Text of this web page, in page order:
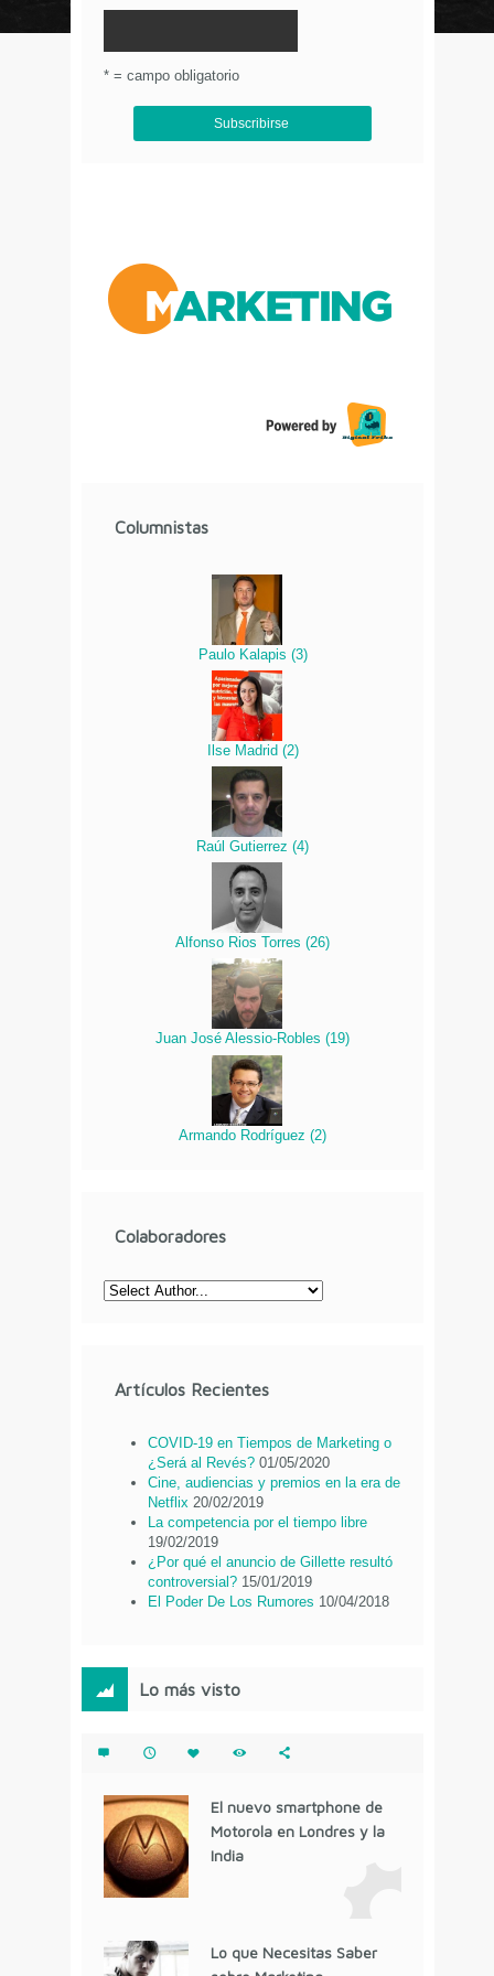
* = campo obligatorio
Columnistas
Paulo Kalapis (3)
Ilse Madrid (2)
Raúl Gutierrez (4)
Alfonso Rios Torres (26)
Juan José Alessio-Robles (19)
Armando Rodríguez (2)
Colaboradores
Artículos Recientes
COVID-19 en Tiempos de Marketing o
¿Será al Revés? 01/05/2020
Cine, audiencias y premios en la era de
Netflix 20/02/2019
La competencia por el tiempo libre
19/02/2019
¿Por qué el anuncio de Gillette resultó
controversial? 15/01/2019
El Poder De Los Rumores 10/04/2018
Lo más visto
El nuevo smartphone de
Motorola en Londres y la
India
Lo que Necesitas Saber
© Circulo Marketing 2016. Todos los derechos
reservados.
Aviso de Privacidad